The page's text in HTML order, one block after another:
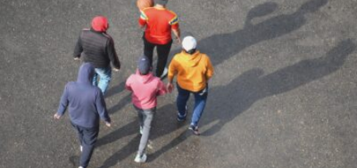
Alfredo Parra Prieto